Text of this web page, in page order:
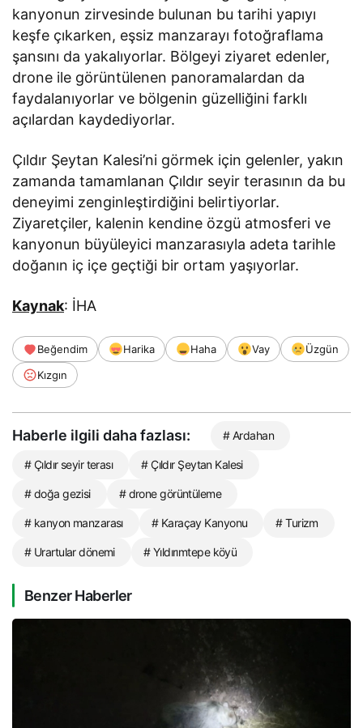
kanyonun zirvesinde bulunan bu tarihi yapıyı
keşfe çıkarken, eşsiz manzarayı fotoğraflama
şansını da yakalıyorlar. Bölgeyi ziyaret edenler,
drone ile görüntülenen panoramalardan da
faydalanıyorlar ve bölgenin güzelliğini farklı
açılardan kaydediyorlar.
Çıldır Şeytan Kalesi’ni görmek için gelenler, yakın
zamanda tamamlanan Çıldır seyir terasının da bu
deneyimi zenginleştirdiğini belirtiyorlar.
Ziyaretçiler, kalenin kendine özgü atmosferi ve
kanyonun büyüleyici manzarasıyla adeta tarihle
doğanın iç içe geçtiği bir ortam yaşıyorlar.
Kaynak: İHA
Beğendim Harika Haha Vay
Üzgün
Kızgın
Haberle ilgili daha fazlası: # Ardahan
# Çıldır seyir terası # Çıldır Şeytan Kalesi
# doğa gezisi # drone görüntüleme
# kanyon manzarası # Karaçay Kanyonu # Turizm
# Urartular dönemi # Yıldırımtepe köyü
Benzer Haberler